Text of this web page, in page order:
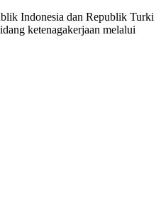
Indonesia dan Republik Turki
ketenagakerjaan melalui